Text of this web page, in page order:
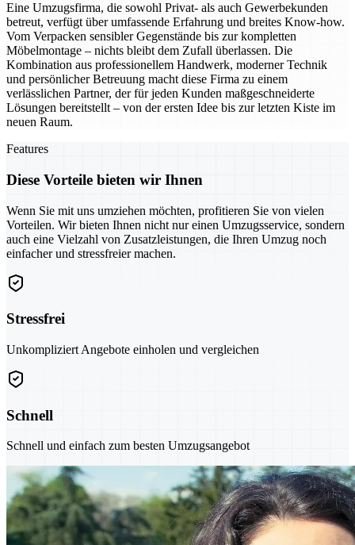
Eine Umzugsfirma, die sowohl Privat- als auch Gewerbekunden
betreut, verfügt über umfassende Erfahrung und breites Know-how.
Vom Verpacken sensibler Gegenstände bis zur kompletten
Möbelmontage – nichts bleibt dem Zufall überlassen. Die
Kombination aus professionellem Handwerk, moderner Technik
und persönlicher Betreuung macht diese Firma zu einem
verlässlichen Partner, der für jeden Kunden maßgeschneiderte
Lösungen bereitstellt – von der ersten Idee bis zur letzten Kiste im
neuen Raum.
Features
Diese Vorteile bieten wir Ihnen
Wenn Sie mit uns umziehen möchten, profitieren Sie von vielen
Vorteilen. Wir bieten Ihnen nicht nur einen Umzugsservice, sondern
auch eine Vielzahl von Zusatzleistungen, die Ihren Umzug noch
einfacher und stressfreier machen.
Stressfrei
Unkompliziert Angebote einholen und vergleichen
Schnell
Schnell und einfach zum besten Umzugsangebot